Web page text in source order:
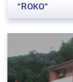
"ROKO"